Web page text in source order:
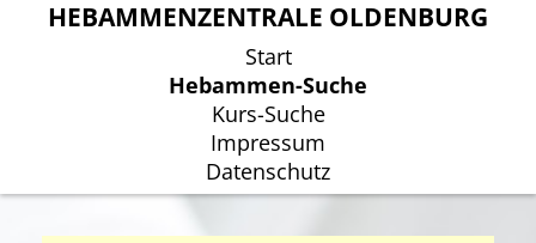
HEBAMMENZENTRALE OLDENBURG
Start
Hebammen-Suche
Kurs-Suche
Impressum
Datenschutz
HEBAMMENZENTRALE OLDENBURG
Start
Hebammen-Suche
Kurs-Suche
Impressum
Datenschutz